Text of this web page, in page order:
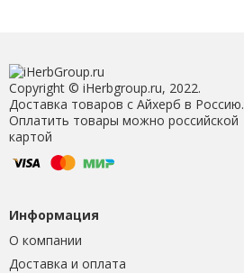
Copyright © iHerbgroup.ru, 2022.
Доставка товаров с Айхерб в Россию.
Оплатить товары можно российской
картой
Информация
О компании
Доставка и оплата